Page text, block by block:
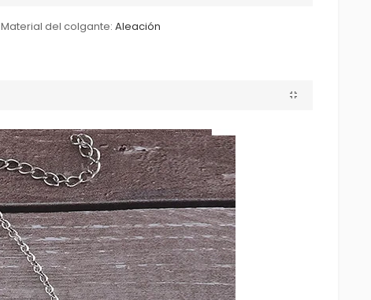
Material del colgante: Aleación